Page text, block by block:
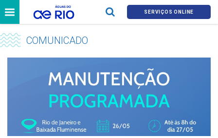
SERVIÇOS ONLINE
COMUNICADO